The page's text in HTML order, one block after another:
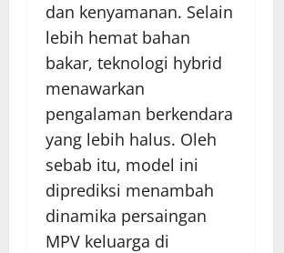
dan kenyamanan. Selain
lebih hemat bahan
bakar, teknologi hybrid
menawarkan
pengalaman berkendara
yang lebih halus. Oleh
sebab itu, model ini
diprediksi menambah
dinamika persaingan
MPV keluarga di